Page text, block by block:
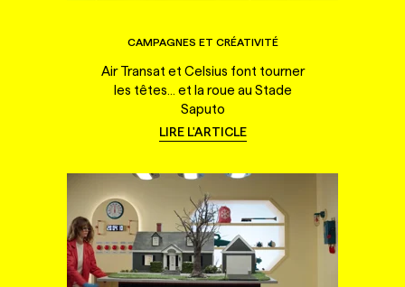
CAMPAGNES ET CRÉATIVITÉ
Air Transat et Celsius font tourner
les têtes... et la roue au Stade
Saputo
LIRE L'ARTICLE